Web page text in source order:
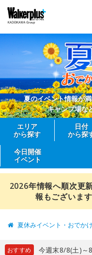
夏のイベント情報が
キャンプ場な
エリア
から探す
日付
から探
今日開催
イベント
2026年情報へ順次更
報もございま
夏休みイベント・おでか
おすすめ
今週末8/8(土)～